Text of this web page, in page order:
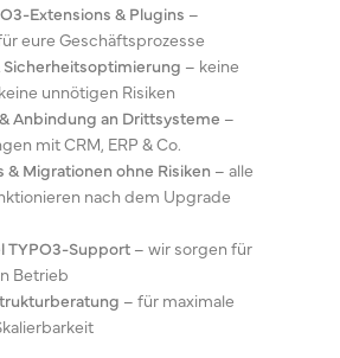
Extensions & Plugins –
eure Geschäftsprozesse
– keine
unnötigen Risiken
Anbindung an Drittsysteme –
mit CRM, ERP & Co.
Migrationen ohne Risiken – alle
nach dem Upgrade
TYPO3-Support– wir sorgen für
Betrieb
– für maximale